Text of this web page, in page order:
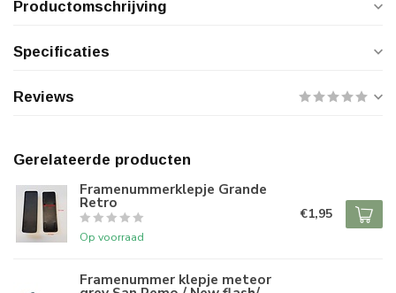
Productomschrijving
Specificaties
Reviews
Gerelateerde producten
Framenummerklepje Grande
Retro
Op voorraad
€1,95
Framenummer klepje meteor